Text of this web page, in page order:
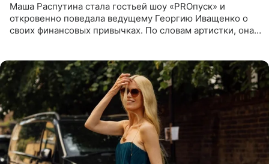
Маша Распутина стала гостьей шоу «PROпуск» и
откровенно поведала ведущему Георгию Иващенко о
своих финансовых привычках. По словам артистки, она